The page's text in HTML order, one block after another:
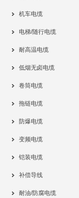
机车电缆
电梯/随行电缆
耐高温电缆
低烟无卤电缆
卷筒电缆
拖链电缆
防爆电缆
变频电缆
铠装电缆
补偿导线
耐油/防腐电缆